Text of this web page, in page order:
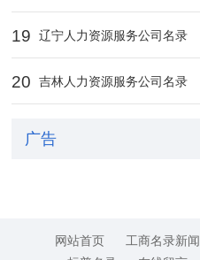
19 辽宁人力资源服务公司名录
20 吉林人力资源服务公司名录
广告
网站首页 工商名录新闻